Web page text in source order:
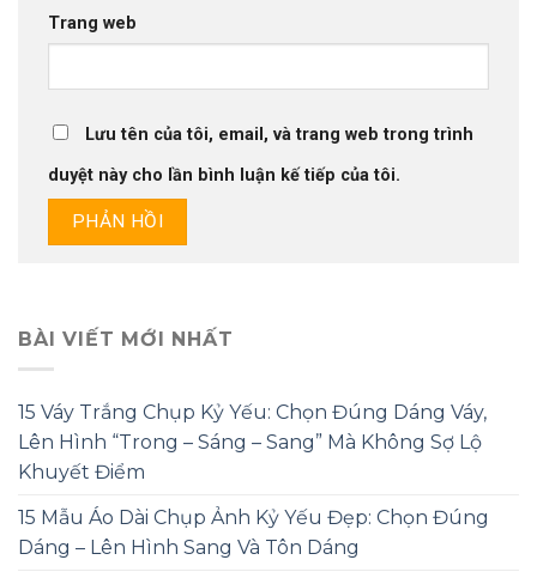
Trang web
Lưu tên của tôi, email, và trang web trong trình
duyệt này cho lần bình luận kế tiếp của tôi.
BÀI VIẾT MỚI NHẤT
15 Váy Trắng Chụp Kỷ Yếu: Chọn Đúng Dáng Váy,
Lên Hình “Trong – Sáng – Sang” Mà Không Sợ Lộ
Khuyết Điểm
15 Mẫu Áo Dài Chụp Ảnh Kỷ Yếu Đẹp: Chọn Đúng
Dáng – Lên Hình Sang Và Tôn Dáng